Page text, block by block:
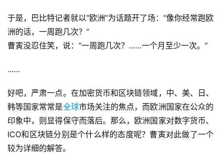
于是，巴比特记者就以“欧洲”为话题开了场：“像你经常跑欧
洲的话，一周跑几次？”
曹寅没忍住笑，说：“一周跑几次？……一个月至少一次。”
……
好吧，严肃一点。在加密货币和区块链领域，中、美、日、
韩等国家常常是全球市场关注的焦点，而欧洲国家在公众的
印象中，则显得保守而落后。那么，欧洲国家对数字货币、
ICO和区块链分别是个什么样的态度呢？曹寅对此做了一个
较为详细的解答。